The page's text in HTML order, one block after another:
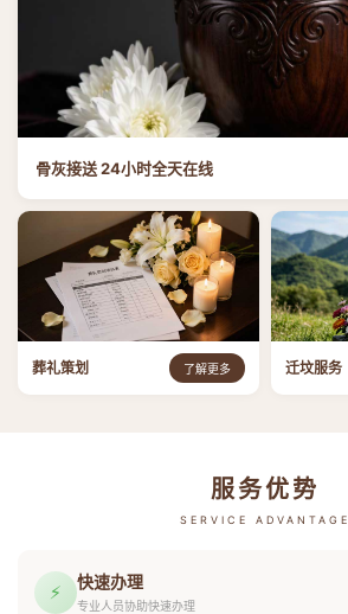
骨灰接送 24小时全天在线
葬礼策划 了解更多 迁坟服务
服务优势
SERVICE ADVANTAGE
⚡ 快速办理
专业人员协助快速办理